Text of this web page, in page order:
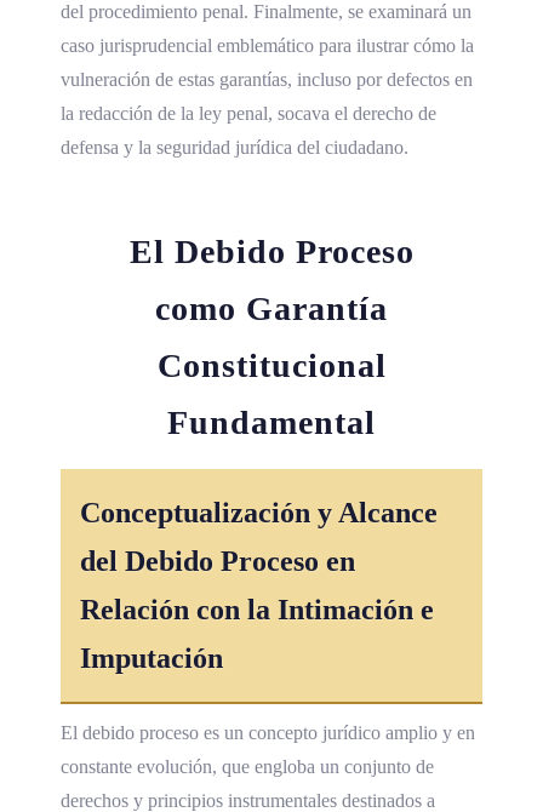
del procedimiento penal. Finalmente, se examinará un
caso jurisprudencial emblemático para ilustrar cómo la
vulneración de estas garantías, incluso por defectos en
la redacción de la ley penal, socava el derecho de
defensa y la seguridad jurídica del ciudadano.
El Debido Proceso
como Garantía
Constitucional
Fundamental
Conceptualización y Alcance
del Debido Proceso en
Relación con la Intimación e
Imputación
El debido proceso es un concepto jurídico amplio y en
constante evolución, que engloba un conjunto de
derechos y principios instrumentales destinados a